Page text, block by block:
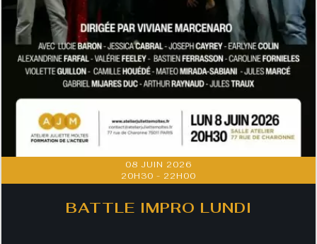
08 JUIN 2026
20H30 - 22H00
BATTLE IMPRO LUNDI